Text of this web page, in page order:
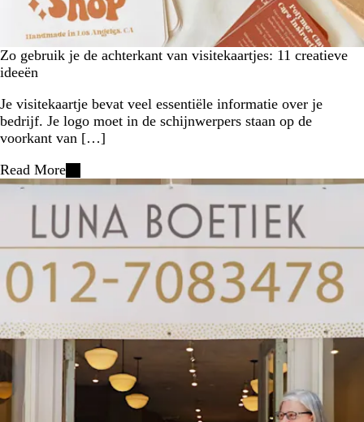
Zo gebruik je de achterkant van visitekaartjes: 11 creatieve
ideeën
Je visitekaartje bevat veel essentiële informatie over je
bedrijf. Je logo moet in de schijnwerpers staan op de
voorkant van […]
Read More